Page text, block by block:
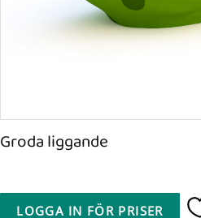
Groda liggande
LOGGA IN FÖR PRISER